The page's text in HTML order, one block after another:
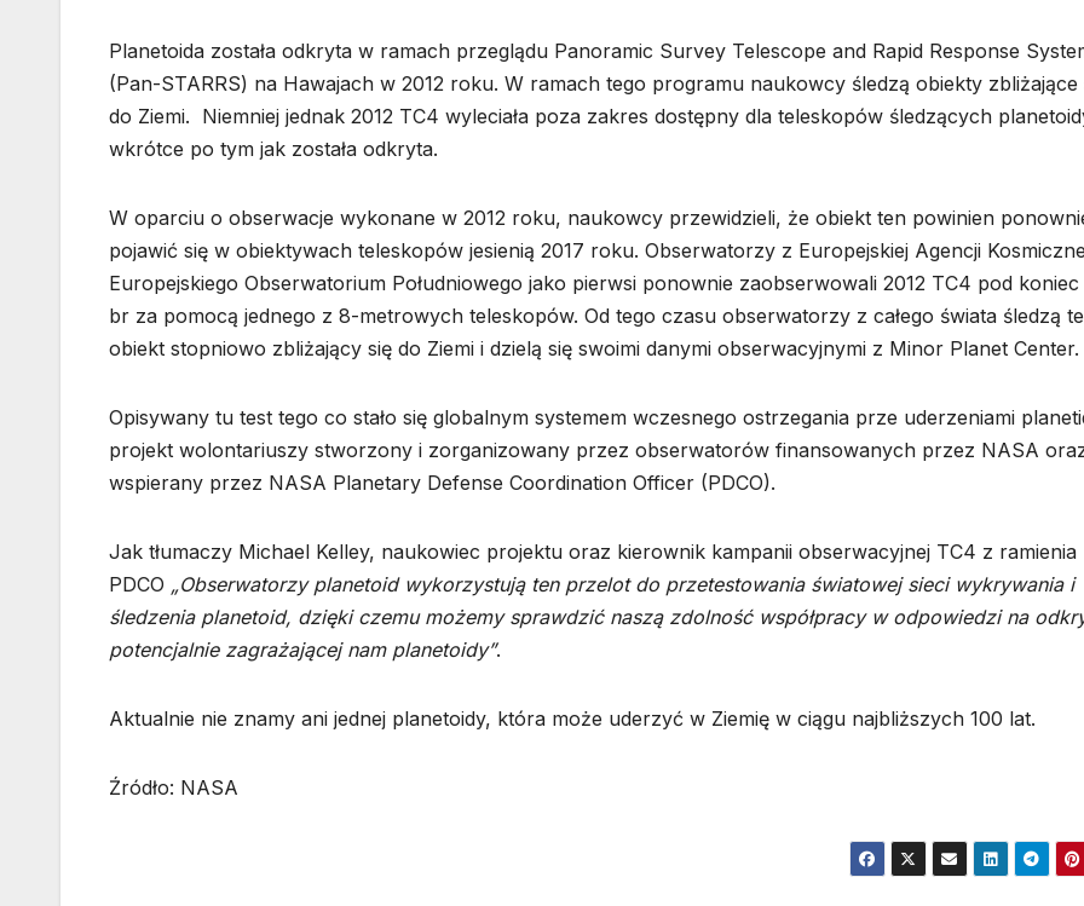
Planetoida została odkryta w ramach przeglądu Panoramic Survey Telescope and Rapid Response
(Pan-STARRS) na Hawajach w 2012 roku. W ramach tego programu naukowcy śledzą obiekty zbliżające
do Ziemi. Niemniej jednak 2012 TC4 wyleciała poza zakres dostępny dla teleskopów śledzących
wkrótce po tym jak została odkryta.
W oparciu o obserwacje wykonane w 2012 roku, naukowcy przewidzieli, że obiekt ten powinien
pojawić się w obiektywach teleskopów jesienią 2017 roku. Obserwatorzy z Europejskiej Agencji
Europejskiego Obserwatorium Południowego jako pierwsi ponownie zaobserwowali 2012 TC4 pod
br za pomocą jednego z 8-metrowych teleskopów. Od tego czasu obserwatorzy z całego świata śledzą
obiekt stopniowo zbliżający się do Ziemi i dzielą się swoimi danymi obserwacyjnymi z Minor Planet Center.
Opisywany tu test tego co stało się globalnym systemem wczesnego ostrzegania prze uderzeniami
projekt wolontariuszy stworzony i zorganizowany przez obserwatorów finansowanych przez NASA
wspierany przez NASA Planetary Defense Coordination Officer (PDCO).
Jak tłumaczy Michael Kelley, naukowiec projektu oraz kierownik kampanii obserwacyjnej TC4 z ramienia
PDCO „Obserwatorzy planetoid wykorzystują ten przelot do przetestowania światowej sieci wykrywania i
śledzenia planetoid, dzięki czemu możemy sprawdzić naszą zdolność współpracy w odpowiedzi na
potencjalnie zagrażającej nam planetoidy”.
Aktualnie nie znamy ani jednej planetoidy, która może uderzyć w Ziemię w ciągu najbliższych 100 lat.
Źródło: NASA